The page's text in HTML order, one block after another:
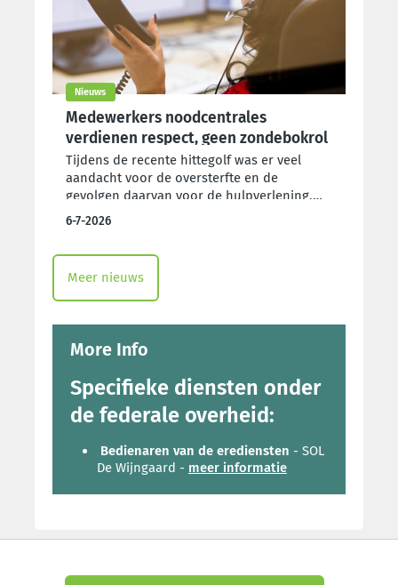
Nieuws
Medewerkers noodcentrales
verdienen respect, geen zondebokrol
Tijdens de recente hittegolf was er veel
aandacht voor de oversterfte en de
gevolgen daarvan voor de hulpverlening.
ACV Openbare Diensten kaart de problemen
situatie is onhoudbaar voor de werknemers
en brengt burgers in gevaar.
6-7-2026
Meer nieuws
More Info
Specifieke diensten onder
de federale overheid:
Bedienaren van de erediensten - SOL
De Wijngaard - meer informatie